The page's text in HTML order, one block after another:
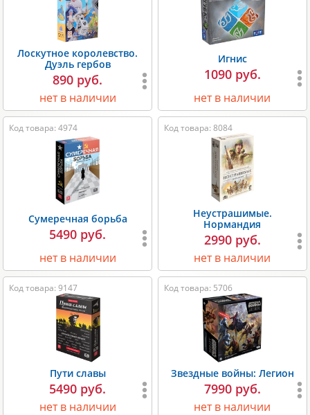
Лоскутное королевство.
Дуэль гербов
890 руб.
нет в наличии
Игнис
1090 руб.
нет в наличии
Код товара: 4974
Сумеречная борьба
5490 руб.
нет в наличии
Код товара: 8084
Неустрашимые.
Нормандия
2990 руб.
нет в наличии
Код товара: 9147
Пути славы
5490 руб.
нет в наличии
Код товара: 5706
Звездные войны: Легион
7990 руб.
нет в наличии